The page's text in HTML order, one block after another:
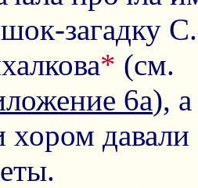
загадку С.
* (см.
6a), а
хором давали